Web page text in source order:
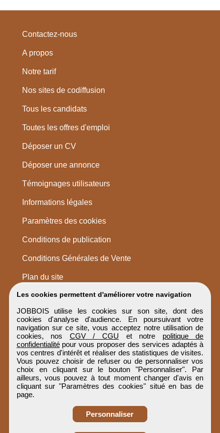
Les cookies permettent d'améliorer votre navigation
JOBBOIS utilise les cookies sur son site, dont des
cookies d'analyse d'audience. En poursuivant votre
navigation sur ce site, vous acceptez notre utilisation de
cookies, nos CGV / CGU et notre politique de
confidentialitépour vous proposer des services adaptés à
vos centres d'intérêt et réaliser des statistiques de visites.
Vous pouvez choisir de refuser ou de personnaliser vos
choix en cliquant sur le bouton "Personnaliser". Par
ailleurs, vous pouvez à tout moment changer d'avis en
cliquant sur "Paramètres des cookies" situé en bas de
page.
Personnaliser
Contactez-nous
A propos
Notre tarif
Nos sites de codiffusion
Tous les candidats
Toutes les offres d'emploi
Déposer un CV
Déposer une annonce
Témoignages utilisateurs
Informations légales
Paramètres des cookies
Conditions de publication
Conditions Générales de Vente
Plan du site